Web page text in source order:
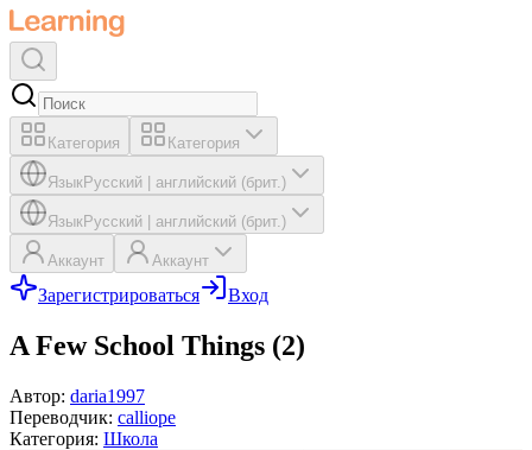
Категория Категория
ЯзыкРусский английский (брит.)
ЯзыкРусский английский (брит.)
Аккаунт Аккаунт
Зарегистрироваться Вход
A Few School Things (2)
Автор: daria1997
Переводчик: calliope
Категория: Школа